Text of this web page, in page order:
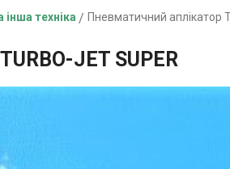
техніка / Пневматичний аплікатор
JET SUPER